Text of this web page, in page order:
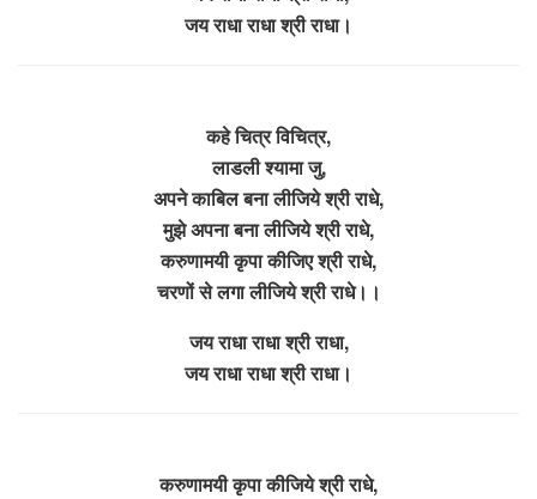
जय राधा राधा श्री राधा।
कहे चित्र विचित्र,
लाडली श्यामा जु,
अपने काबिल बना लीजिये श्री राधे,
मुझे अपना बना लीजिये श्री राधे,
करुणामयी कृपा कीजिए श्री राधे,
चरणों से लगा लीजिये श्री राधे।।
जय राधा राधा श्री राधा,
जय राधा राधा श्री राधा।
करुणामयी कृपा कीजिये श्री राधे,